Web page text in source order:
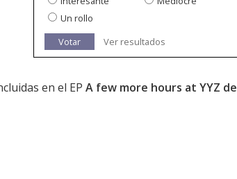
Un rollo
Votar
Ver resultados
en el EP A few more hours at YYZ de